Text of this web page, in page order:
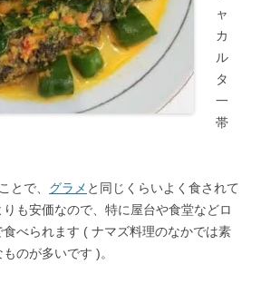
ャ
カ
ル
タ
一
帯
とで、 グラメ と同じくらいよく食されて
も安価なので、特に屋台や食堂などロ
べられます ( ナマズ料理のなかでは素
のが多いです )。